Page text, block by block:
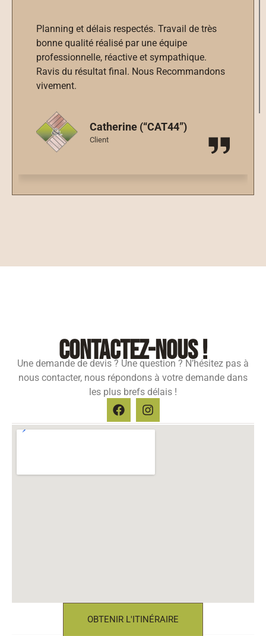
Planning et délais respectés. Travail de très
bonne qualité réalisé par une équipe
professionnelle, réactive et sympathique.
Ravis du résultat final. Nous Recommandons
vivement.
Catherine (“CAT44”)
Client
contactez-nous !
Une demande de devis ? Une question ? N’hésitez pas à
nous contacter, nous répondons à votre demande dans
les plus brefs délais !
OBTENIR L'ITINÉRAIRE